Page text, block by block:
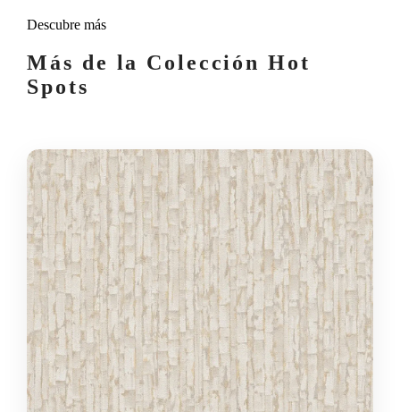
Descubre más
Más de la Colección Hot
Spots